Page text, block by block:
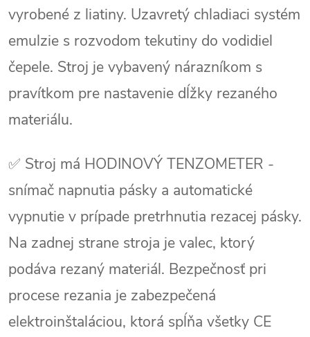
vyrobené z liatiny. Uzavretý chladiaci systém
emulzie s rozvodom tekutiny do vodidiel
čepele. Stroj je vybavený nárazníkom s
pravítkom pre nastavenie dĺžky rezaného
materiálu.
✅ Stroj má HODINOVÝ TENZOMETER -
snímač napnutia pásky a automatické
vypnutie v prípade pretrhnutia rezacej pásky.
Na zadnej strane stroja je valec, ktorý
podáva rezaný materiál. Bezpečnosť pri
procese rezania je zabezpečená
elektroinštaláciou, ktorá spĺňa všetky CE